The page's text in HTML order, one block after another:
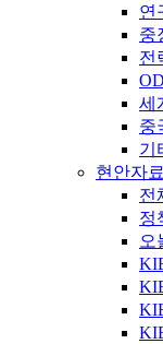
연
중
전
세
중
기
현안자료
전
정
오